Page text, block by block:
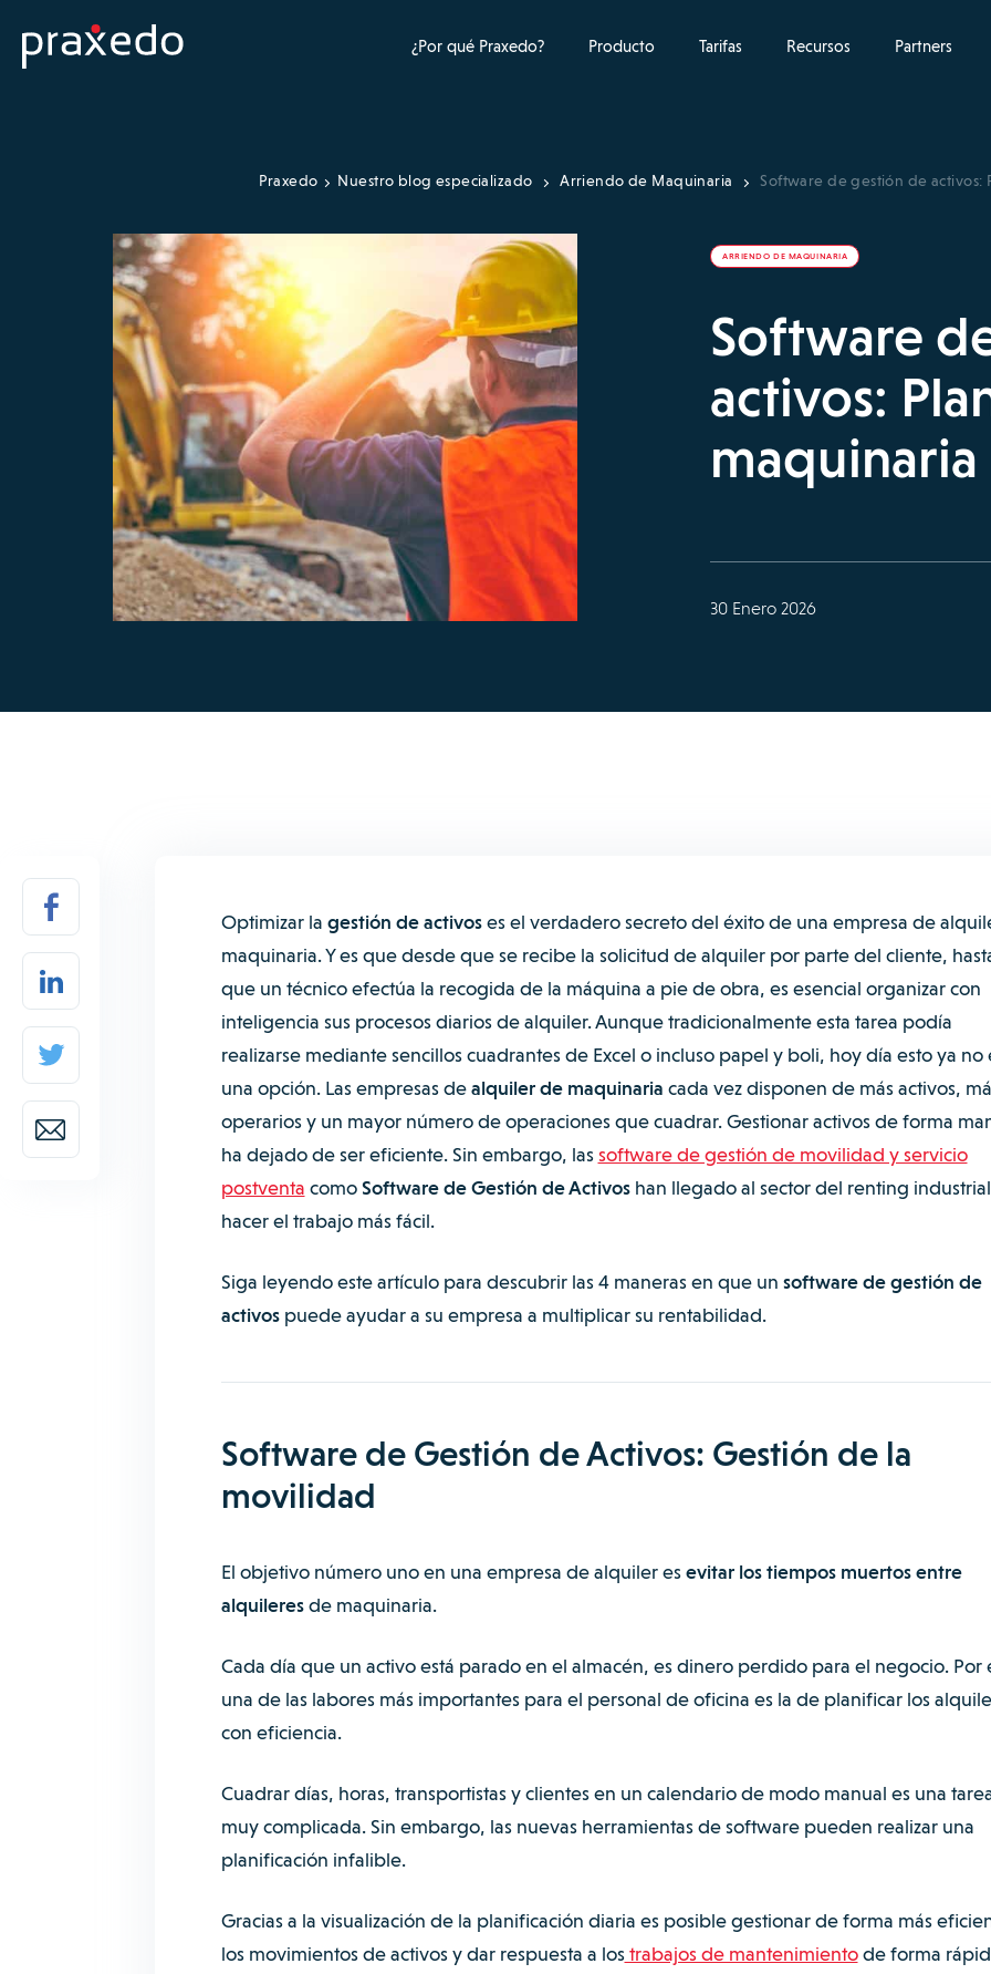
¿Por qué Praxedo? Producto Tarifas Recursos Partners
Praxedo Nuestro blog especializado Arriendo de Maquinaria Software de gestión de activos:
ARRIENDO DE MAQUINARIA
Software
activos:
maquinaria
30 Enero 2026
Optimizar la gestión de activoses el verdadero secreto del éxito de una empresa de
maquinaria.Y es que desde que se recibe la solicitud de alquiler por parte del cliente,
que un técnico efectúa la recogida de la máquina a pie de obra, es esencial organizar con
inteligencia sus procesos diarios de alquiler.Aunque tradicionalmente esta tarea podía
realizarse mediante sencillos cuadrantes de Excel o incluso papel y boli, hoy día esto ya no
una opción. Las empresas dealquiler de maquinaria cada vez disponen de más activos,
operarios y un mayor número de operaciones que cuadrar.Gestionar activos de forma
ha dejado de ser eficiente. Sin embargo, lassoftware de gestión de movilidad y servicio
postventa comoSoftware de Gestión de Activoshan llegado al sector del renting
hacer el trabajo más fácil.
Siga leyendo este artículo para descubrir las 4 maneras en que un software de gestión de
activospuede ayudar a su empresa a multiplicar su rentabilidad.
Software de Gestión de Activos: Gestión de la
movilidad
El objetivo número uno en una empresa de alquiler esevitar los tiempos muertos entre
alquileresde maquinaria.
Cada día que un activo está parado en el almacén, es dinero perdido para el negocio. Por
una de las labores más importantes para el personal de oficina es la de planificar los
con eficiencia.
Cuadrar días, horas, transportistas y clientes en un calendario de modo manual es una
muy complicada. Sin embargo, las nuevas herramientas de software pueden realizar una
planificación infalible.
Gracias a la visualización de la planificación diaria es posible gestionar de forma más
los movimientos de activos y dar respuesta a lostrabajos de mantenimientode forma